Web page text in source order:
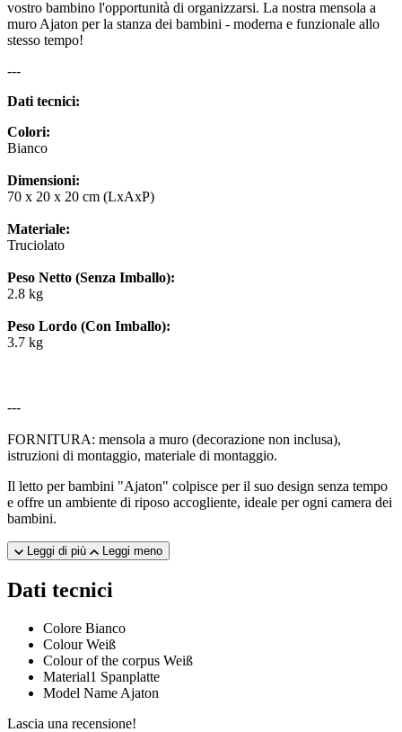
vostro bambino l'opportunità di organizzarsi. La nostra mensola a
muro Ajaton per la stanza dei bambini - moderna e funzionale allo
stesso tempo!
---
Dati tecnici:
Colori:
Bianco
Dimensioni:
70 x 20 x 20 cm (LxAxP)
Materiale:
Truciolato
Peso Netto (Senza Imballo):
2.8 kg
Peso Lordo (Con Imballo):
3.7 kg
---
FORNITURA: mensola a muro (decorazione non inclusa),
istruzioni di montaggio, materiale di montaggio.
Il letto per bambini "Ajaton" colpisce per il suo design senza tempo
e offre un ambiente di riposo accogliente, ideale per ogni camera dei
bambini.
Leggi di più Leggi meno
Dati tecnici
Colore Bianco
Colour Weiß
Colour of the corpus Weiß
Material1 Spanplatte
Model Name Ajaton
Lascia una recensione!